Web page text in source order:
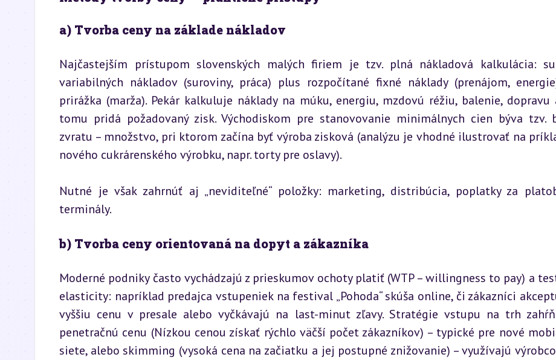
a) Tvorba ceny na základe nákladov
Najčastejším prístupom slovenských malých firiem je tzv. plná nákladová kalkulácia:
variabilných nákladov (suroviny, práca) plus rozpočítané fixné náklady (prenájom,
prirážka (marža). Pekár kalkuluje náklady na múku, energiu, mzdovú réžiu, balenie, dopravu
tomu pridá požadovaný zisk. Východiskom pre stanovovanie minimálnych cien býva tzv.
zvratu – množstvo, pri ktorom začína byť výroba zisková (analýzu je vhodné ilustrovať na
nového cukrárenského výrobku, napr. torty pre oslavy).
Nutné je však zahrnúť aj „neviditeľné“ položky: marketing, distribúcia, poplatky za
terminály.
b) Tvorba ceny orientovaná na dopyt a zákazníka
Moderné podniky často vychádzajú z prieskumov ochoty platiť (WTP – willingness to pay) a
elasticity: napríklad predajca vstupeniek na festival „Pohoda“ skúša online, či zákazníci
vyššiu cenu v presale alebo vyčkávajú na last-minut zľavy. Stratégie vstupu na trh
penetračnú cenu (Nízkou cenou získať rýchlo väčší počet zákazníkov) – typické pre nové
siete, alebo skimming (vysoká cena na začiatku a jej postupné znižovanie) – využívajú